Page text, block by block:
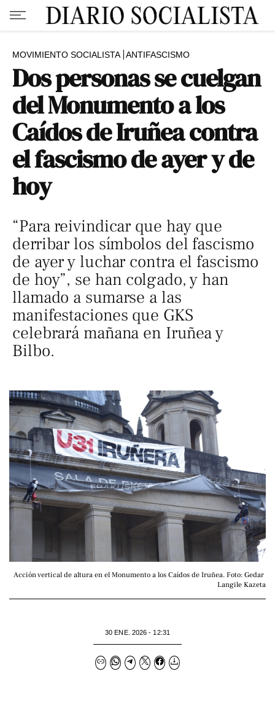
MOVIMIENTO SOCIALISTA ANTIFASCISMO
Dos personas se cuelgan
del Monumento a los
Caídos de Iruñea contra
el fascismo de ayer y de
hoy
“Para reivindicar que hay que
derribar los símbolos del fascismo
de ayer y luchar contra el fascismo
de hoy”, se han colgado, y han
llamado a sumarse a las
manifestaciones que GKS
celebrará mañana en Iruñea y
Bilbo.
Acción vertical de altura en el Monumento a los Caídos de Iruñea. Foto: Gedar
Langile Kazeta
30 ENE. 2026 - 12:31